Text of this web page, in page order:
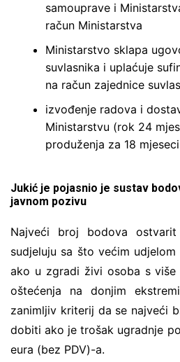
samouprave i
račun Ministarstva
Ministarstvo sklapa
suvlasnika i uplaćuje
na račun zajednice
izvođenje radova i
Ministarstvu (rok 24
produženja za 18
Jukić je pojasnio je sustav
javnom pozivu
Najveći broj bodova
sudjeluju sa što većim
ako u zgradi živi osoba s
oštećenja na donjim
zanimljiv kriterij da se najveći
dobiti ako je trošak ugradnje
eura (bez PDV)-a.